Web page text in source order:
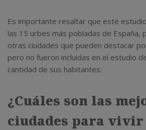
Es importante resaltar que este
las 15 urbes más pobladas de España,
otras ciudades que pueden destacar
pero no fueron incluidas en el estudio
cantidad de sus habitantes.
¿Cuáles son las
ciudades para vivir